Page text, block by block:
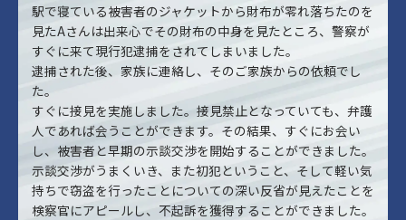
駅で寝ている被害者のジャケットから財布が零れ落ちたのを
見たAさんは出来心でその財布の中身を見たところ、警察が
すぐに来て現行犯逮捕をされてしまいました。
逮捕された後、家族に連絡し、そのご家族からの依頼でし
た。
すぐに接見を実施しました。接見禁止となっていても、弁護
人であれば会うことができます。その結果、すぐにお会い
し、被害者と早期の示談交渉を開始することができました。
示談交渉がうまくいき、また初犯ということ、そして軽い気
持ちで窃盗を行ったことについての深い反省が見えたことを
検察官にアピールし、不起訴を獲得することができました。